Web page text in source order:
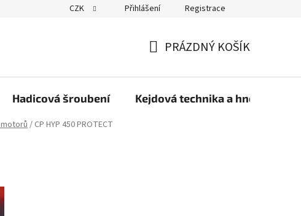
CZK Přihlášení Registrace
KOŠÍK
PRÁZDNÝ KOŠÍK
Hadicová šroubení Kejdová technika a hnojiva
/ CP HYP 450 PROTECT